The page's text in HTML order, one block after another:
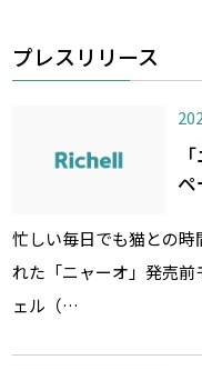
プレスリリース
ペ
忙しい毎日でも猫との
れた「ニャーオ」発売
ェル（…